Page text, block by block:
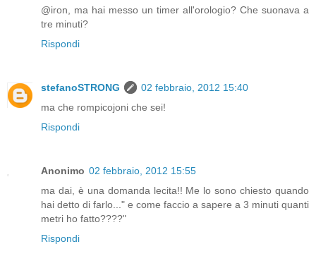
@iron, ma hai messo un timer all'orologio? Che suonava a
tre minuti?
Rispondi
stefanoSTRONG
02 febbraio, 2012 15:40
ma che rompicojoni che sei!
Rispondi
Anonimo 02 febbraio, 2012 15:55
ma dai, è una domanda lecita!! Me lo sono chiesto quando
hai detto di farlo..." e come faccio a sapere a 3 minuti quanti
metri ho fatto????"
Rispondi